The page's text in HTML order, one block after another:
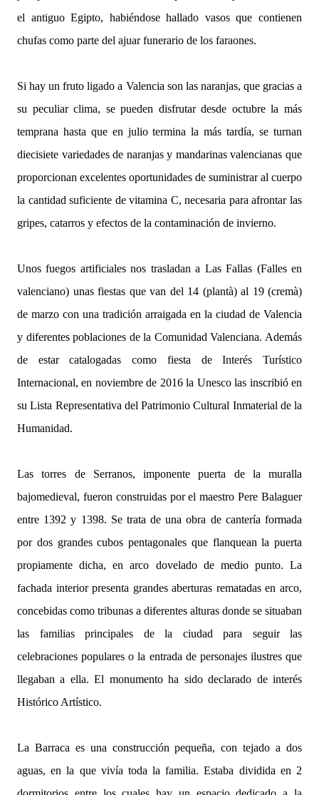
el antiguo Egipto, habiéndose hallado vasos que contienen
chufas como parte del ajuar funerario de los faraones.
Si hay un fruto ligado a Valencia son las naranjas, que gracias a
su peculiar clima, se pueden disfrutar desde octubre la más
temprana hasta que en julio termina la más tardía, se turnan
diecisiete variedades de naranjas y mandarinas valencianas que
proporcionan excelentes oportunidades de suministrar al cuerpo
la cantidad suficiente de vitamina C, necesaria para afrontar las
gripes, catarros y efectos de la contaminación de invierno.
Unos fuegos artificiales nos trasladan a Las Fallas (Falles en
valenciano) unas fiestas que van del 14 (plantà) al 19 (cremà)
de marzo con una tradición arraigada en la ciudad de Valencia
y diferentes poblaciones de la Comunidad Valenciana. Además
de estar catalogadas como fiesta de Interés Turístico
Internacional, en noviembre de 2016 la Unesco las inscribió en
su Lista Representativa del Patrimonio Cultural Inmaterial de la
Humanidad.
Las torres de Serranos, imponente puerta de la muralla
bajomedieval, fueron construidas por el maestro Pere Balaguer
entre 1392 y 1398. Se trata de una obra de cantería formada
por dos grandes cubos pentagonales que flanquean la puerta
propiamente dicha, en arco dovelado de medio punto. La
fachada interior presenta grandes aberturas rematadas en arco,
concebidas como tribunas a diferentes alturas donde se situaban
las familias principales de la ciudad para seguir las
celebraciones populares o la entrada de personajes ilustres que
llegaban a ella. El monumento ha sido declarado de interés
Histórico Artístico.
La Barraca es una construcción pequeña, con tejado a dos
aguas, en la que vivía toda la familia. Estaba dividida en 2